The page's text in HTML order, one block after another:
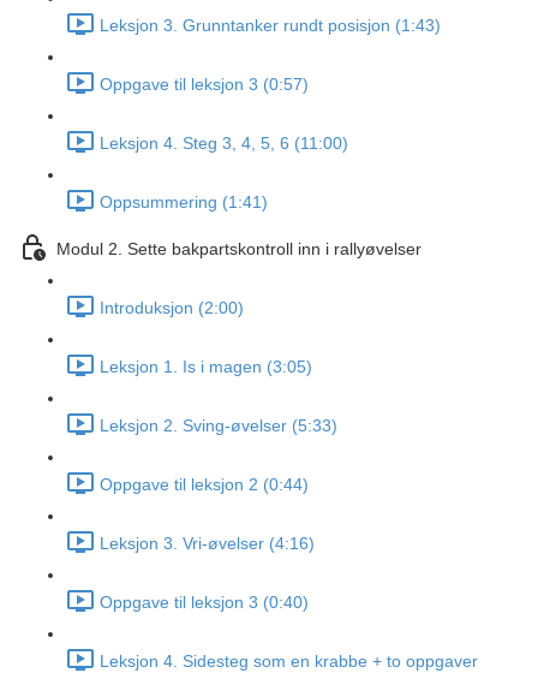
Leksjon 3. Grunntanker rundt posisjon (1:43)
Oppgave til leksjon 3 (0:57)
Leksjon 4. Steg 3, 4, 5, 6 (11:00)
Oppsummering (1:41)
Modul 2. Sette bakpartskontroll inn i rallyøvelser
Introduksjon (2:00)
Leksjon 1. Is i magen (3:05)
Leksjon 2. Sving-øvelser (5:33)
Oppgave til leksjon 2 (0:44)
Leksjon 3. Vri-øvelser (4:16)
Oppgave til leksjon 3 (0:40)
Leksjon 4. Sidesteg som en krabbe + to oppgaver